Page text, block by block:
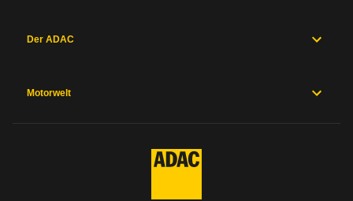
Der ADAC
Motorwelt